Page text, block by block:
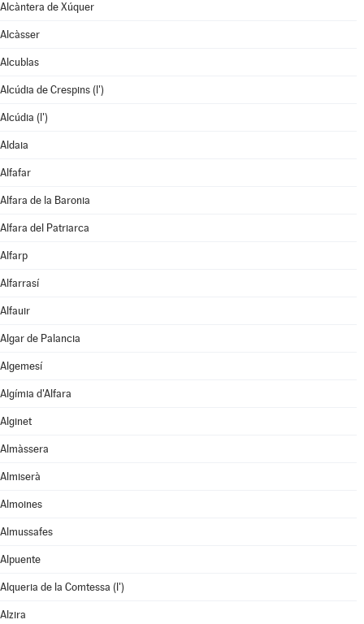
Alcàntera de Xúquer
Alcàsser
Alcublas
Alcúdia de Crespins (l')
Alcúdia (l')
Aldaia
Alfafar
Alfara de la Baronia
Alfara del Patriarca
Alfarp
Alfarrasí
Alfauir
Algar de Palancia
Algemesí
Algímia d'Alfara
Alginet
Almàssera
Almiserà
Almoines
Almussafes
Alpuente
Alqueria de la Comtessa (l')
Alzira